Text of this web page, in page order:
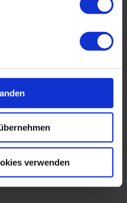
verwenden
kann, sondern
und darüber hinaus sehr
von der Illusion der
verabschieden.
gemessen werden sollte.
es sinnvoll ist,
sind die Inhalte ja auch
werden die
klar präzisieren und